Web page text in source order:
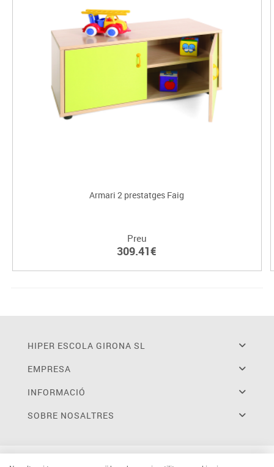
Armari 2 prestatges Faig
Preu
309.41€
HIPER ESCOLA GIRONA SL
EMPRESA
INFORMACIÓ
SOBRE NOSALTRES